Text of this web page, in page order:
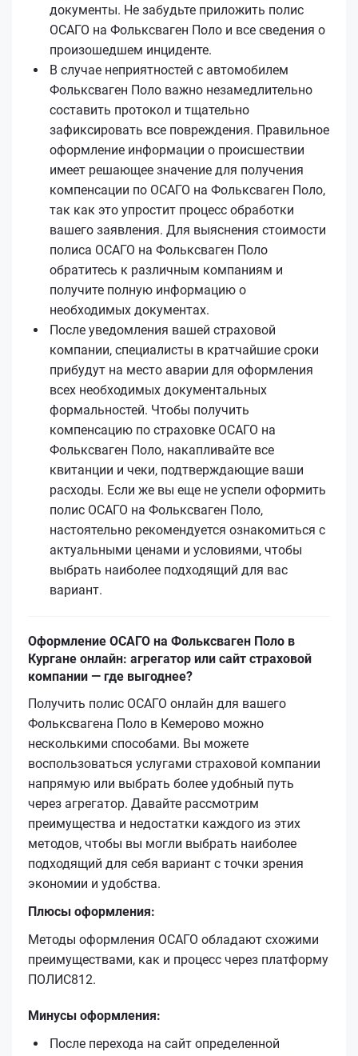
документы. Не забудьте приложить полис
ОСАГО на Фольксваген Поло и все сведения о
произошедшем инциденте.
В случае неприятностей с автомобилем
Фольксваген Поло важно незамедлительно
составить протокол и тщательно
зафиксировать все повреждения. Правильное
оформление информации о происшествии
имеет решающее значение для получения
компенсации по ОСАГО на Фольксваген Поло,
так как это упростит процесс обработки
вашего заявления. Для выяснения стоимости
полиса ОСАГО на Фольксваген Поло
обратитесь к различным компаниям и
получите полную информацию о
необходимых документах.
После уведомления вашей страховой
компании, специалисты в кратчайшие сроки
прибудут на место аварии для оформления
всех необходимых документальных
формальностей. Чтобы получить
компенсацию по страховке ОСАГО на
Фольксваген Поло, накапливайте все
квитанции и чеки, подтверждающие ваши
расходы. Если же вы еще не успели оформить
полис ОСАГО на Фольксваген Поло,
настоятельно рекомендуется ознакомиться с
актуальными ценами и условиями, чтобы
выбрать наиболее подходящий для вас
вариант.
Оформление ОСАГО на Фольксваген Поло в
Кургане онлайн: агрегатор или сайт страховой
компании — где выгоднее?
Получить полис ОСАГО онлайн для вашего
Фольксвагена Поло в Кемерово можно
несколькими способами. Вы можете
воспользоваться услугами страховой компании
напрямую или выбрать более удобный путь
через агрегатор. Давайте рассмотрим
преимущества и недостатки каждого из этих
методов, чтобы вы могли выбрать наиболее
подходящий для себя вариант с точки зрения
экономии и удобства.
Плюсы оформления:
Методы оформления ОСАГО обладают схожими
преимуществами, как и процесс через платформу
ПОЛИС812.
Минусы оформления:
После перехода на сайт определенной